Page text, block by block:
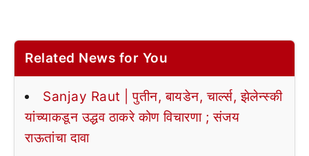
Related News for You
Sanjay Raut | पुतीन, बायडेन, चार्ल्स, झेलेन्स्की
यांच्याकडून उद्धव ठाकरे कोण विचारणा ; संजय
राऊतांचा दावा